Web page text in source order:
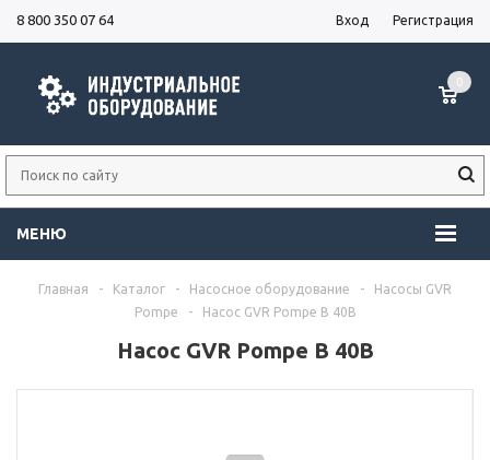
8 800 350 07 64 Вход Регистрация
МЕНЮ
0
Главная - Каталог - Насосное оборудование -
Насосы GVR
Pompe
- Насос GVR Pompe B 40B
Насос GVR Pompe B 40B